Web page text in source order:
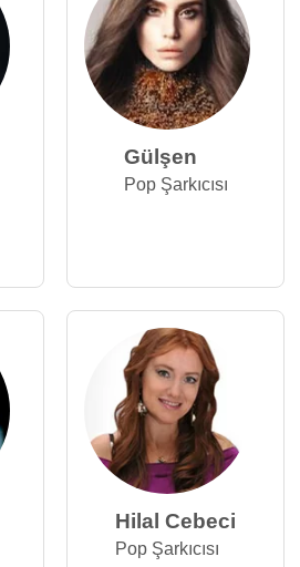
Gülşen
Pop Şarkıcısı
Hilal Cebeci
Pop Şarkıcısı